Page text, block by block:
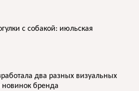
с собакой: июльская
два разных визуальных
бренда